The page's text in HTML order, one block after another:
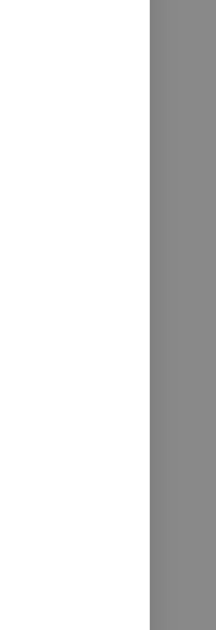
błędów
do
strategii
na poprawę
w
na
poziom
zbierania
opóźnień, co
konkurencji
Gdy
i
klienci
co wybrali.
ich zaufania do